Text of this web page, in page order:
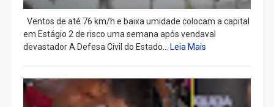
Ventos de até 76 km/h e baixa umidade colocam a capital
em Estágio 2 de risco uma semana após vendaval
devastador A Defesa Civil do Estado...
Leia Mais